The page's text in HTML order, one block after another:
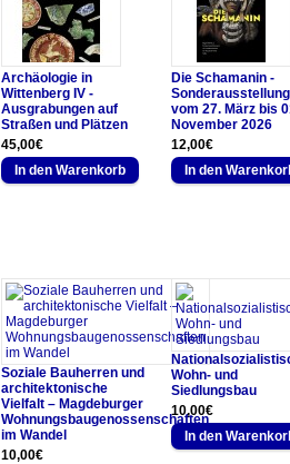
Archäologie in
Wittenberg IV -
Ausgrabungen auf
Straßen und Plätzen
45,00€
Die Schamanin -
Sonderausstellung
vom 27. März bis
November 2026
12,00€
Soziale Bauherren und
architektonische
Vielfalt – Magdeburger
Wohnungsbaugenossenschaften
im Wandel
10,00€
Wohn- und
Siedlungsbau
10,00€